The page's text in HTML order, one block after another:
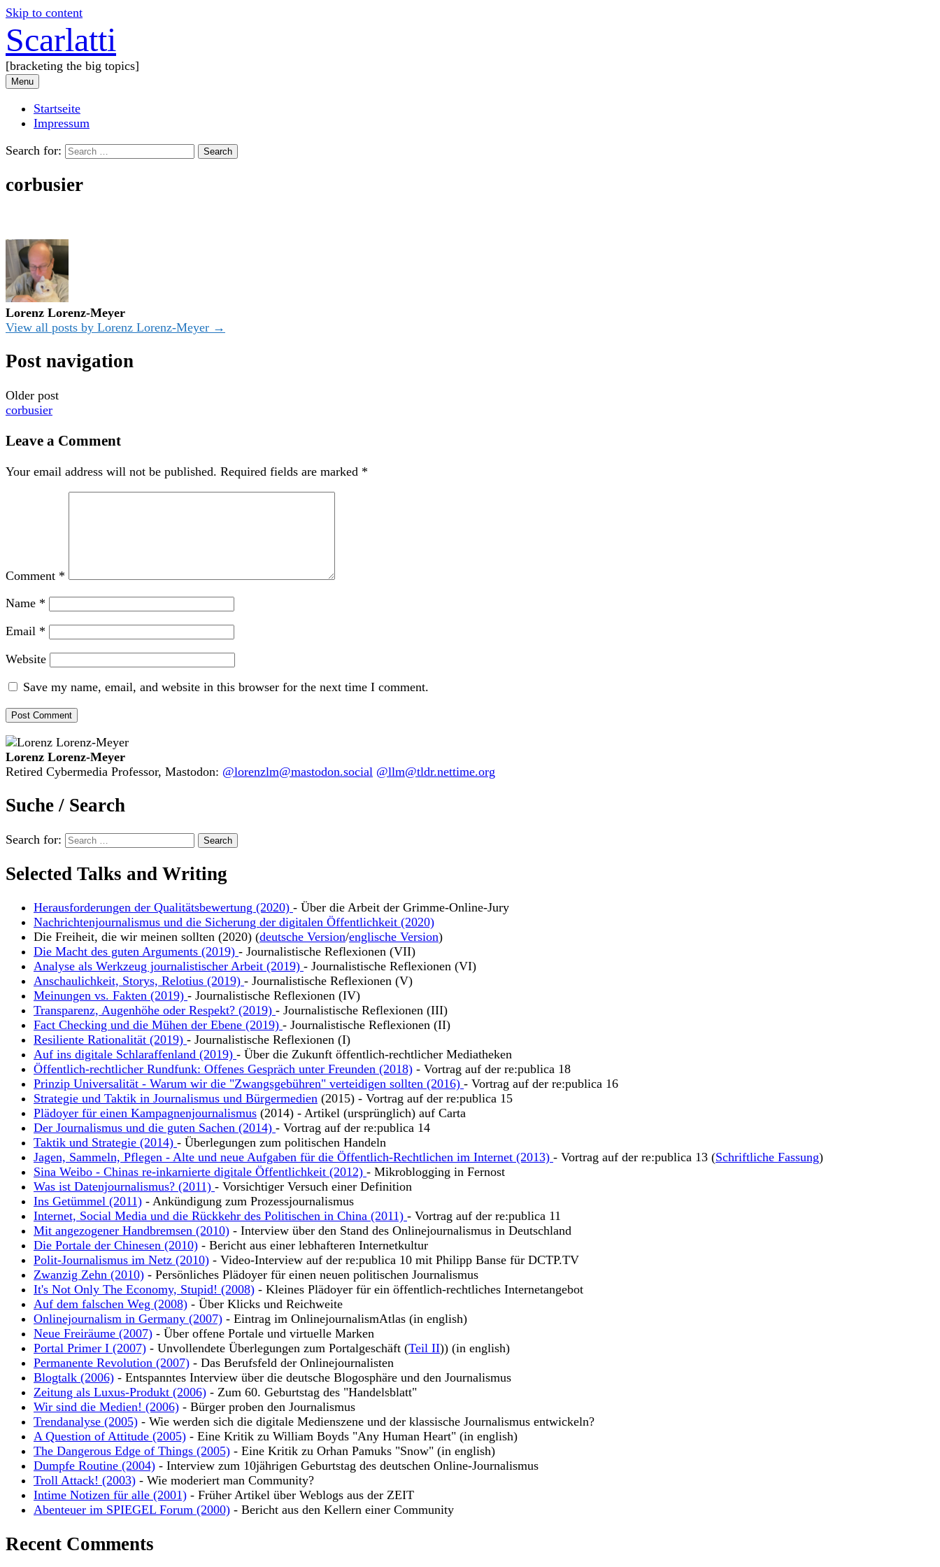
Skip to content
Scarlatti
[bracketing the big topics]
Menu
Startseite
Impressum
Search for:
corbusier
Lorenz Lorenz-Meyer
View all posts by Lorenz Lorenz-Meyer →
Post navigation
Older post
corbusier
Leave a Comment
Your email address will not be published. Required fields are marked *
Comment *
Name *
Email *
Website
Save my name, email, and website in this browser for the next time I comment.
Lorenz Lorenz-Meyer
Retired Cybermedia Professor, Mastodon: @lorenzlm@mastodon.social @llm@tldr.nettime.org
Suche / Search
Search for:
Selected Talks and Writing
Herausforderungen der Qualitätsbewertung (2020) - Über die Arbeit der Grimme-Online-Jury
Nachrichtenjournalismus und die Sicherung der digitalen Öffentlichkeit (2020)
Die Freiheit, die wir meinen sollten (2020) (deutsche Version/englische Version)
Die Macht des guten Arguments (2019) - Journalistische Reflexionen (VII)
Analyse als Werkzeug journalistischer Arbeit (2019) - Journalistische Reflexionen (VI)
Anschaulichkeit, Storys, Relotius (2019) - Journalistische Reflexionen (V)
Meinungen vs. Fakten (2019) - Journalistische Reflexionen (IV)
Transparenz, Augenhöhe oder Respekt? (2019) - Journalistische Reflexionen (III)
Fact Checking und die Mühen der Ebene (2019) - Journalistische Reflexionen (II)
Resiliente Rationalität (2019) - Journalistische Reflexionen (I)
Auf ins digitale Schlaraffenland (2019) - Über die Zukunft öffentlich-rechtlicher Mediatheken
Öffentlich-rechtlicher Rundfunk: Offenes Gespräch unter Freunden (2018) - Vortrag auf der re:publica 18
Prinzip Universalität - Warum wir die "Zwangsgebühren" verteidigen sollten (2016) - Vortrag auf der re:publica 16
Strategie und Taktik in Journalismus und Bürgermedien (2015) - Vortrag auf der re:publica 15
Plädoyer für einen Kampagnenjournalismus (2014) - Artikel (ursprünglich) auf Carta
Der Journalismus und die guten Sachen (2014) - Vortrag auf der re:publica 14
Taktik und Strategie (2014) - Überlegungen zum politischen Handeln
Jagen, Sammeln, Pflegen - Alte und neue Aufgaben für die Öffentlich-Rechtlichen im Internet (2013) - Vortrag auf der re:publica 13 (Schriftliche Fassung)
Sina Weibo - Chinas re-inkarnierte digitale Öffentlichkeit (2012) - Mikroblogging in Fernost
Was ist Datenjournalismus? (2011) - Vorsichtiger Versuch einer Definition
Ins Getümmel (2011) - Ankündigung zum Prozessjournalismus
Internet, Social Media und die Rückkehr des Politischen in China (2011) - Vortrag auf der re:publica 11
Mit angezogener Handbremsen (2010) - Interview über den Stand des Onlinejournalismus in Deutschland
Die Portale der Chinesen (2010) - Bericht aus einer lebhafteren Internetkultur
Polit-Journalismus im Netz (2010) - Video-Interview auf der re:publica 10 mit Philipp Banse für DCTP.TV
Zwanzig Zehn (2010) - Persönliches Plädoyer für einen neuen politischen Journalismus
It's Not Only The Economy, Stupid! (2008) - Kleines Plädoyer für ein öffentlich-rechtliches Internetangebot
Auf dem falschen Weg (2008) - Über Klicks und Reichweite
Onlinejournalism in Germany (2007) - Eintrag im OnlinejournalismAtlas (in english)
Neue Freiräume (2007) - Über offene Portale und virtuelle Marken
Portal Primer I (2007) - Unvollendete Überlegungen zum Portalgeschäft (Teil II)) (in english)
Permanente Revolution (2007) - Das Berufsfeld der Onlinejournalisten
Blogtalk (2006) - Entspanntes Interview über die deutsche Blogosphäre und den Journalismus
Zeitung als Luxus-Produkt (2006) - Zum 60. Geburtstag des "Handelsblatt"
Wir sind die Medien! (2006) - Bürger proben den Journalismus
Trendanalyse (2005) - Wie werden sich die digitale Medienszene und der klassische Journalismus entwickeln?
A Question of Attitude (2005) - Eine Kritik zu William Boyds "Any Human Heart" (in english)
The Dangerous Edge of Things (2005) - Eine Kritik zu Orhan Pamuks "Snow" (in english)
Dumpfe Routine (2004) - Interview zum 10jährigen Geburtstag des deutschen Online-Journalismus
Troll Attack! (2003) - Wie moderiert man Community?
Intime Notizen für alle (2001) - Früher Artikel über Weblogs aus der ZEIT
Abenteuer im SPIEGEL Forum (2000) - Bericht aus den Kellern einer Community
Recent Comments